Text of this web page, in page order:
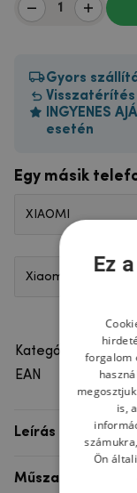
Gyors
Visszatérítés
INGYENES
esetén
Egy másik
XIAOMI
Xiaomi Redmi 9A
Kategória
EAN
Leírás
Műszaki adatok
Ez
forgalom
is,
Ön